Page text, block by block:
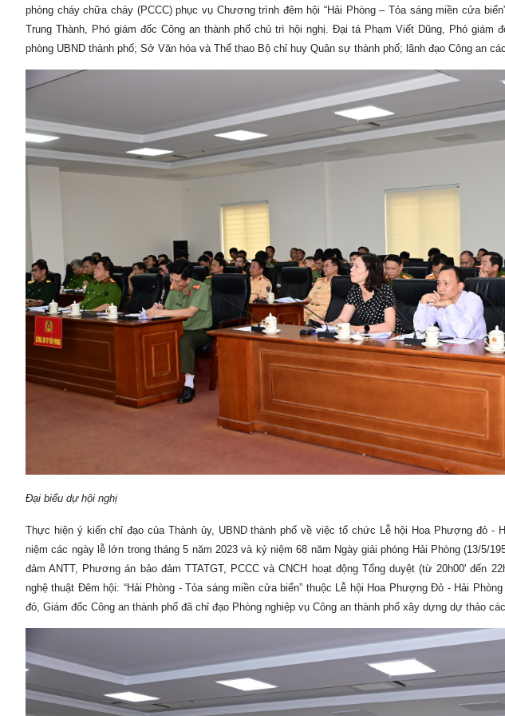
phòng cháy chữa cháy (PCCC) phục vụ Chương trình đêm hội “Hải Phòng – Tỏa sáng miền cửa
Trung Thành, Phó giám đốc Công an thành phố chủ trì hội nghị. Đại tá Phạm Viết Dũng, Phó giám
phòng UBND thành phố; Sở Văn hóa và Thể thao Bộ chỉ huy Quân sự thành phố; lãnh đạo Công an
Đại biểu dự hội nghị
Thực hiện ý kiến chỉ đạo của Thành ủy, UBND thành phố về việc tổ chức Lễ hội Hoa Phượng đỏ -
niệm các ngày lễ lớn trong tháng 5 năm 2023 và kỷ niệm 68 năm Ngày giải phóng Hải Phòng (13/5/
đảm ANTT, Phương án bảo đảm TTATGT, PCCC và CNCH hoạt động Tổng duyệt (từ 20h00' đến
nghệ thuật Đêm hội: “Hải Phòng - Tỏa sáng miền cửa biển” thuộc Lễ hội Hoa Phượng Đỏ - Hải
đó, Giám đốc Công an thành phố đã chỉ đạo Phòng nghiệp vụ Công an thành phố xây dựng dự thảo